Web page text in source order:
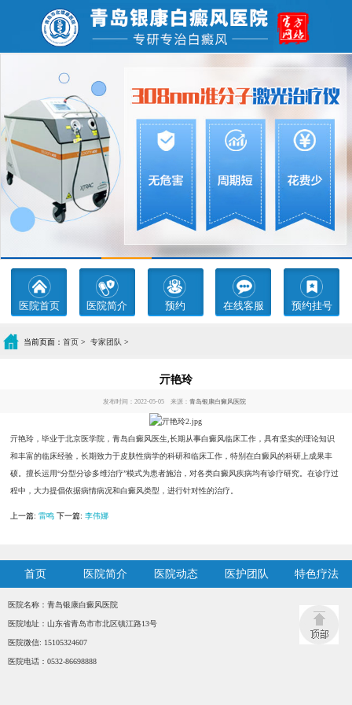
医院首页 医院简介 预约 在线客服 预约挂号
当前页面： 首页 > 专家团队 >
亓艳玲
发布时间：2022-05-05 来源： 青岛银康白癜风医院
亓艳玲，毕业于北京医学院，青岛白癜风医生,长期从事白癜风临床工作，具有坚实的理论知识
和丰富的临床经验，长期致力于皮肤性病学的科研和临床工作，特别在白癜风的科研上成果丰
硕。擅长运用“分型分诊多维治疗”模式为患者施治，对各类白癜风疾病均有诊疗研究。在诊疗过
程中，大力提倡依据病情病况和白癜风类型，进行针对性的治疗。
上一篇: 雷鸣下一篇: 李伟娜
首页 医院简介 医院动态 医护团队 特色疗法
医院名称：青岛银康白癜风医院
医院地址：山东省青岛市市北区镇江路13号
医院微信: 15105324607
医院电话：0532-86698888